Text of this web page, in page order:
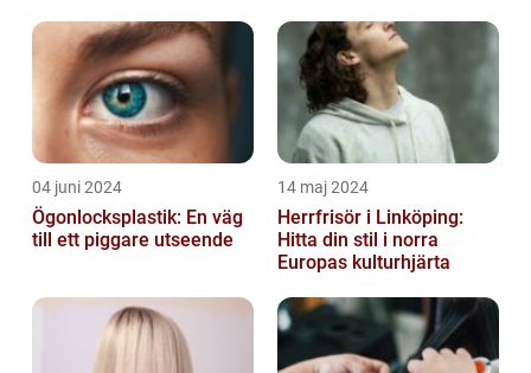
04 juni 2024
Ögonlocksplastik: En väg
till ett piggare utseende
14 maj 2024
Herrfrisör i Linköping:
Hitta din stil i norra
Europas kulturhjärta